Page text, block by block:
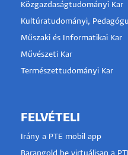
Közgazdaságtudományi Kar
Kultúratudományi,
Műszaki és Informatikai Kar
Művészeti Kar
Természettudományi Kar
FELVÉTELI
Irány a PTE mobil app
Barangold be virtuálisan a